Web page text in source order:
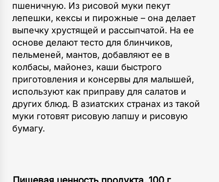
пшеничную. Из рисовой муки пекут
лепешки, кексы и пирожные – она делает
выпечку хрустящей и рассыпчатой. На ее
основе делают тесто для блинчиков,
пельменей, мантов, добавляют ее в
колбасы, майонез, каши быстрого
приготовления и консервы для малышей,
используют как приправу для салатов и
других блюд. В азиатских странах из такой
муки готовят рисовую лапшу и рисовую
бумагу.